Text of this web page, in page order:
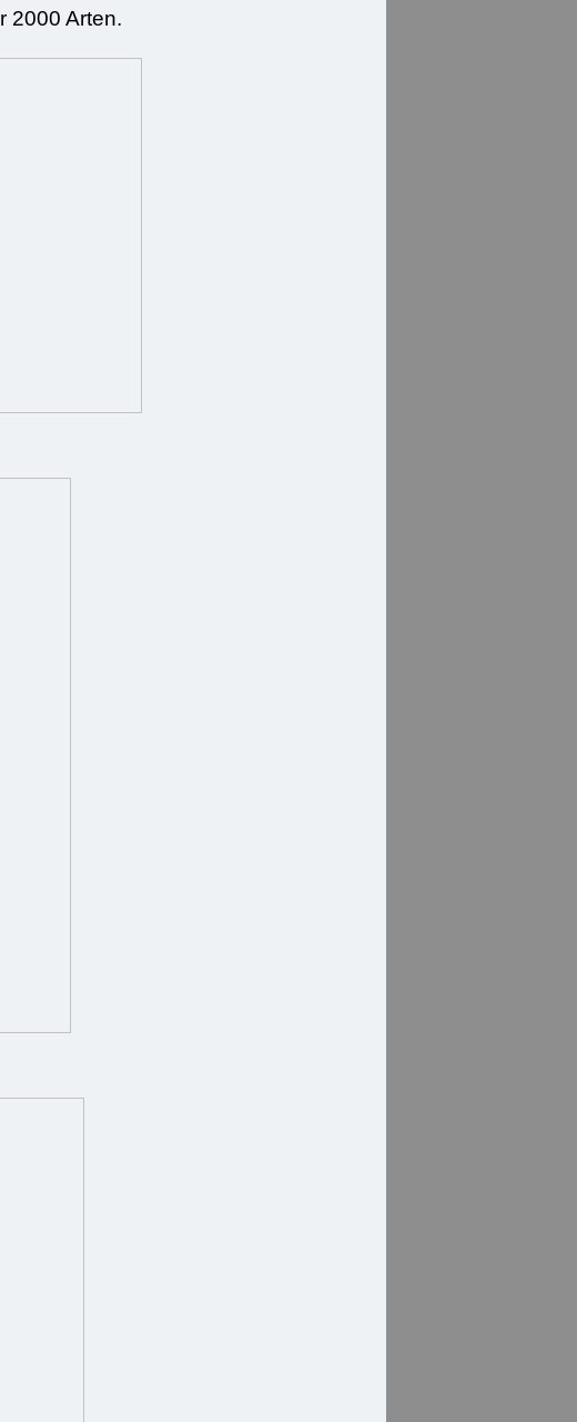
2000 Arten.